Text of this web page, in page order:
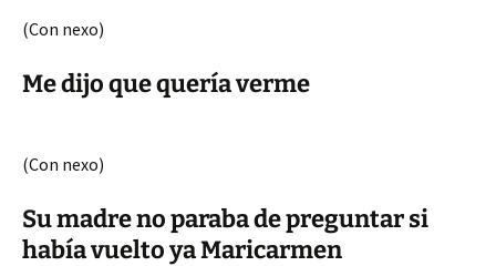
(Con nexo)
Me dijo que quería verme
(Con nexo)
Su madre no paraba de preguntar si
había vuelto ya Maricarmen